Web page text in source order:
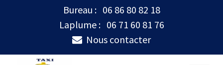
Bureau : 06 86 80 82 18
Laplume : 06 71 60 81 76
Nous contacter